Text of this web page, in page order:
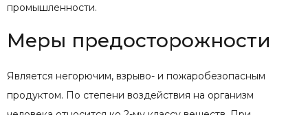
промышленности.
Меры предосторожности
Является негорючим, взрыво- и пожаробезопасным
продуктом. По степени воздействия на организм